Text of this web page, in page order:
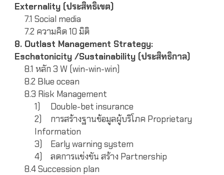
Externality (ประสิทธิเขต)
7.1 Social media
7.2 ความคิด 10 มิติ
8. Outlast Management Strategy:
Eschatonicity /Sustainability (ประสิทธิกาล)
8.1 หลัก 3 W (win-win-win)
8.2 Blue ocean
8.3 Risk Management
1)
Double-bet insurance
2)
การสร้างฐานข้อมูลผู้บริโภค Proprietary
Information
3)
Early warning system
4)
ลดการแข่งขัน สร้าง Partnership
8.4 Succession plan